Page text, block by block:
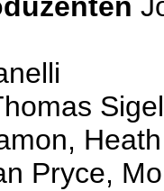
Sigel
Pryce,